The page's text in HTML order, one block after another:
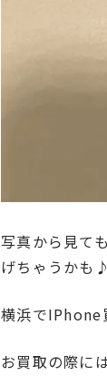
写真から見て
げちゃうかも♪
横浜でIPhone
お買取の際に